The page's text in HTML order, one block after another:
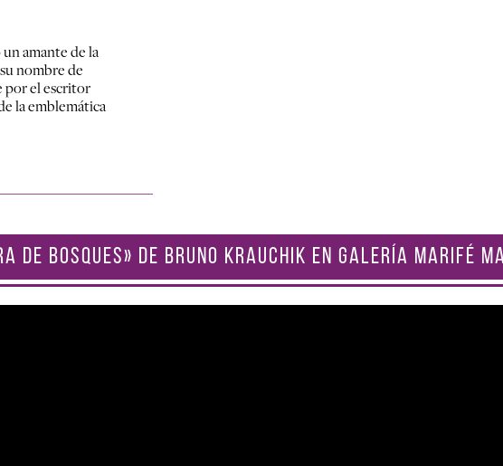
amante de la
nombre de
por el escritor
la emblemática
DE BOSQUES» DE BRUNO KRAUCHIK EN GALERÍA MARIFÉ